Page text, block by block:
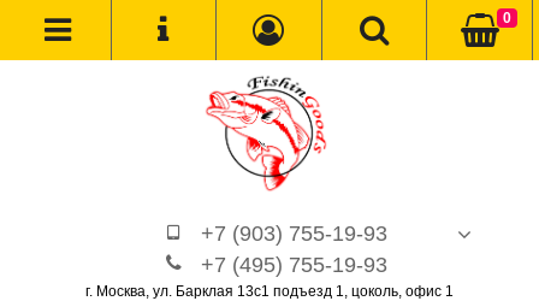
+7 (903) 755-19-93
+7 (495) 755-19-93
г. Москва, ул. Барклая 13с1 подъезд 1, цоколь, офис 1
0